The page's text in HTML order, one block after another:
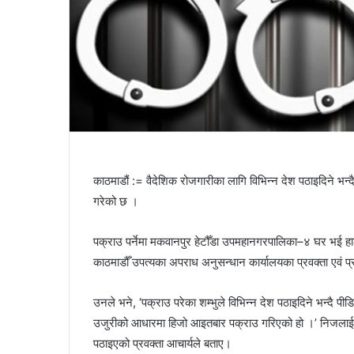
काठमाडौं := वैदेशिक रोजगारीका लागि विभिन्न देश
गरेको छ ।
पक्राउ पर्नेमा मकवानपुर हेटौँडा उपमहानगरपालिका–४ घर भई
काठमाडौँ उपत्यका अपराध अनुसन्धान कार्यालयका प्रवक्ता एवं
उनले भने, ‘पक्राउ परेका शम्भुले विभिन्न देश पठाइदिने भन्दै
उजुरीको आधारमा हिजो आइतबार पक्राउ गरिएको हो ।’
पठाइएको प्रवक्ता आचार्यले बताए।